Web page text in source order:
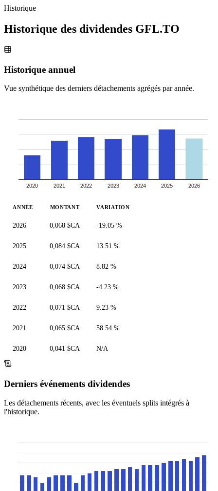
Historique
Historique des dividendes GFL.TO
Historique annuel
Vue synthétique des derniers détachements agrégés par année.
2020 2021 2022 2023 2024 2025 2026
ANNÉE MONTANT VARIATION
2026 0,068 $CA -19.05 %
2025 0,084 $CA 13.51 %
2024 0,074 $CA 8.82 %
2023 0,068 $CA -4.23 %
2022 0,071 $CA 9.23 %
2021 0,065 $CA 58.54 %
2020 0,041 $CA N/A
Derniers événements dividendes
Les détachements récents, avec les éventuels splits intégrés à
l'historique.